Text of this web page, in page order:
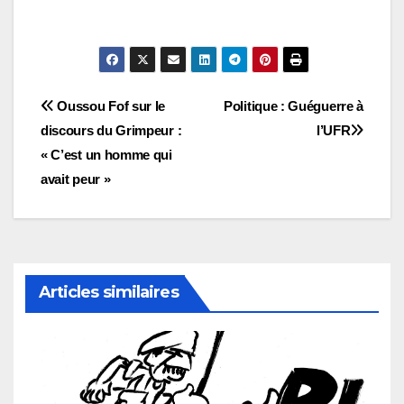
Navigation
de
l’article
Politique : Guéguerre à
l’UFR
Oussou Fof sur le
discours du Grimpeur :
« C’est un homme qui
avait peur »
Articles similaires